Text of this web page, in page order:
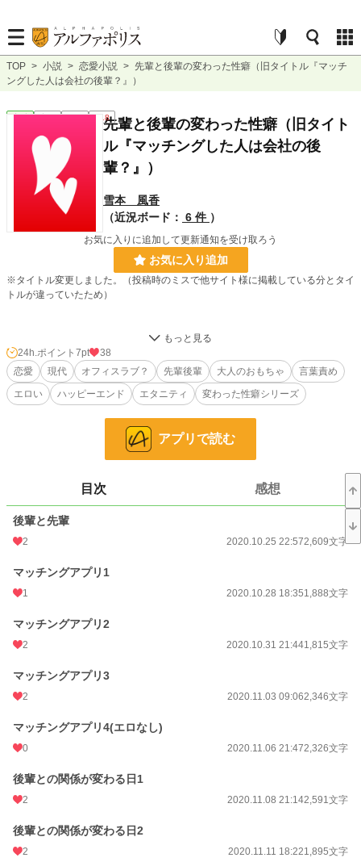
TOP > 小説 > 恋愛小説 > 先輩と後輩の変わった性癖（旧タイトル『マッチ
ングした人は会社の後輩？』）
恋愛 完結 長編 R18先輩と後輩の変わった性癖（旧タイト
ル『マッチングした人は会社の後
輩？』）
雪本 風香
（近況ボード： 6 件 ）
お気に入りに追加して更新通知を受け取ろう
お気に入り追加
※タイトル変更しました。（投稿時のミスで他サイト様に掲載している分とタイ
トルが違っていたため）
オトナのおもちゃを使って犯されたい…
結城加奈子は彼氏に言えない欲望の熱を埋めるべく、マッチングアプリを始め
た。
性癖が合う男性を見つけた加奈子は、マッチングした彼に会うことにする。
約束の日、待ち合わせ場所に現れたのは会社の後輩の岩田晴人だった。
仕事ではクールぶっているが、実際はドＭな加奈子。そんな性癖を知っている晴
プレイにハマっていく。
おもちゃでクリトリスでしかイけなかった加奈子だが、晴人に膣内を開発をさ
れ、ナカイきを覚える頃にはおもちゃだけではイけない体になっていた…。
ムーンライトノベルズ様にも掲載中です。
恋愛
24h.ポイント
24h.ポイント 7pt
38
恋愛
現代 オフィスラブ？ 先輩後輩 大人のおもちゃ
言葉責め
エロい
ハッピーエンド エタニティ 変わった性癖シリーズ
アプリで読む
目次 感想
後輩と先輩
2 2020.10.25 22:572,609文字
マッチングアプリ1
1 2020.10.28 18:351,888文字
マッチングアプリ2
2 2020.10.31 21:441,815文字
マッチングアプリ3
2 2020.11.03 09:062,346文字
マッチングアプリ4(エロなし)
0 2020.11.06 21:472,326文字
後輩との関係が変わる日1
2 2020.11.08 21:142,591文字
後輩との関係が変わる日2
2 2020.11.11 18:221,895文字